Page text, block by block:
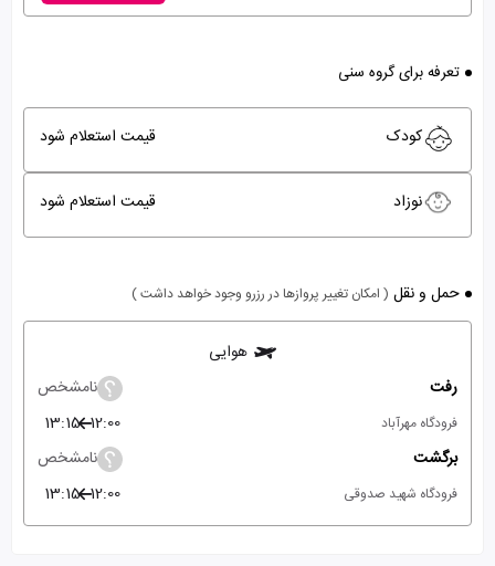
تعرفه برای گروه سنی
کودک قیمت استعلام شود
نوزاد قیمت استعلام شود
حمل و نقل ( امکان تغییر پروازها در رزرو وجود خواهد داشت )
هوایی
رفت
نامشخص
فرودگاه مهرآباد 12:00
13:15
برگشت
نامشخص
فرودگاه شهید صدوقی 12:00
13:15